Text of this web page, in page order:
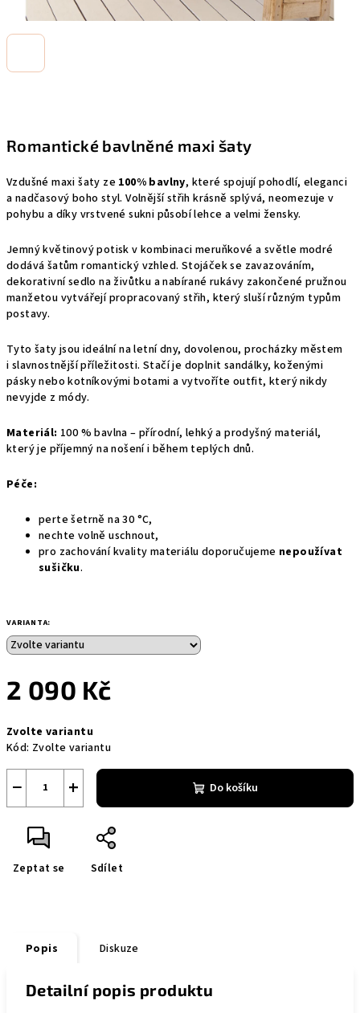
Romantické bavlněné maxi šaty
Vzdušné maxi šaty ze 100% bavlny, které spojují pohodlí, eleganci
a nadčasový boho styl. Volnější střih krásně splývá, neomezuje v
pohybu a díky vrstvené sukni působí lehce a velmi žensky.
Jemný květinový potisk v kombinaci meruňkové a světle modré
dodává šatům romantický vzhled. Stojáček se zavazováním,
dekorativní sedlo na živůtku a nabírané rukávy zakončené pružnou
manžetou vytvářejí propracovaný střih, který sluší různým typům
postavy.
Tyto šaty jsou ideální na letní dny, dovolenou, procházky městem
i slavnostnější příležitosti. Stačí je doplnit sandálky, koženými
pásky nebo kotníkovými botami a vytvoříte outfit, který nikdy
nevyjde z módy.
Materiál: 100 % bavlna – přírodní, lehký a prodyšný materiál,
který je příjemný na nošení i během teplých dnů.
Péče:
perte šetrně na 30 °C,
nechte volně uschnout,
pro zachování kvality materiálu doporučujeme nepoužívat
sušičku.
VARIANTA:
2 090 Kč
cena:
Zvolte variantu
Kód: Zvolte variantu
+
− Do košíku
Zeptat se Sdílet
Popis Diskuze
Detailní popis produktu